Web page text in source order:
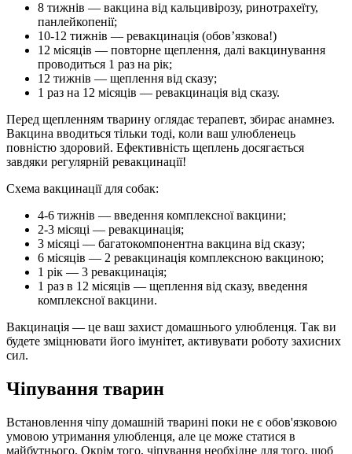
8 тижнів — вакцина від кальцивірозу, ринотрахеїту,
панлейкопенії;
10-12 тижнів — ревакцинація (обов’язкова!)
12 місяців — повторне щеплення, далі вакцинування
проводиться 1 раз на рік;
12 тижнів — щеплення від сказу;
1 раз на 12 місяців — ревакцинація від сказу.
Перед щепленням тварину оглядає терапевт, збирає анамнез.
Вакцина вводиться тільки тоді, коли ваш улюбленець
повністю здоровий. Ефективність щеплень досягається
завдяки регулярній ревакцинації!
Схема вакцинації для собак:
4-6 тижнів — введення комплексної вакцини;
2-3 місяці — ревакцинація;
3 місяці — багатокомпонентна вакцина від сказу;
6 місяців — 2 ревакцинація комплексною вакциною;
1 рік — 3 ревакцинація;
1 раз в 12 місяців — щеплення від сказу, введення
комплексної вакцини.
Вакцинація — це ваш захист домашнього улюбленця. Так ви
будете зміцнювати його імунітет, активувати роботу захисних
сил.
Чіпування тварин
Встановлення чіпу домашній тварині поки не є обов'язковою
умовою утримання улюбленця, але це може статися в
майбутнього. Окрім того, чіпування необхідне для того, щоб